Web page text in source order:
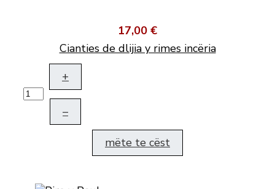
17,00 €
Cianties de dlijia y rimes incëria
+
–
mëte te cëst